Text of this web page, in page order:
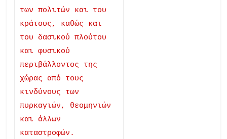
των πολιτών και του
κράτους, καθώς και
του δασικού πλούτου
και φυσικού
περιβάλλοντος της
χώρας από τους
κινδύνους των
πυρκαγιών, θεομηνιών
και άλλων
καταστροφών.